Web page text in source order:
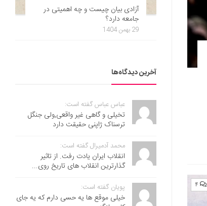
۴
آزادی بیان چیست و چه اهمیتی در
جامعه دارد؟
29 بهمن 1404
آخرین دیدگاه‌ها
عباس عباس گفته است:
تخیلی و گاهی غیر واقعی,ولی جنگل
ترسناک ژاپنی حقیقت دارد
محمد آدمیرال گفته است:
انقلاب ایران یادت رفت. از تاثیر
گذارترین انقلاب های تاریخ روی...
پویان گفته است:
خیلی موقع ها یه حسی دارم که یه جای